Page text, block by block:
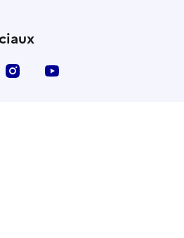
Instagram